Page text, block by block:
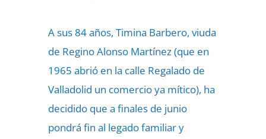
A sus 84 años, Timina Barbero, viuda
de Regino Alonso Martínez (que en
1965 abrió en la calle Regalado de
Valladolid un comercio ya mítico), ha
decidido que a finales de junio
pondrá fin al legado familiar y